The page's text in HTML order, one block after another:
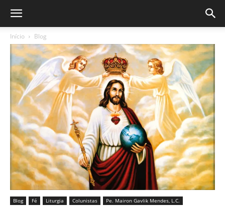
Início Blog
Blog Fé Liturgia Colunistas Pe. Mairon Gavlik Mendes, L.C.